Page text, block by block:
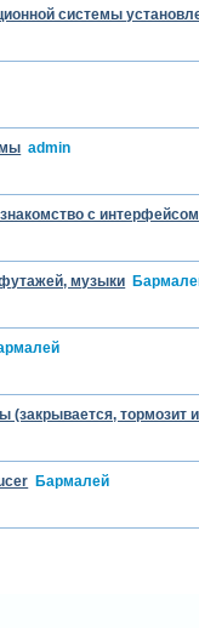
системы
admin
с интерфейсом
музыки
(закрывается, тормозит
Бармалей